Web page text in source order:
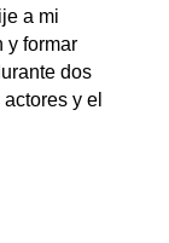
a mi
y formar
dos
y el